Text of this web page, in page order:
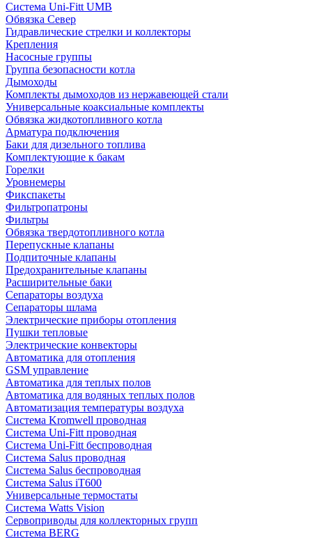
Система Uni-Fitt UMB
Обвязка Север
Гидравлические стрелки и коллекторы
Крепления
Насосные группы
Группа безопасности котла
Дымоходы
Комплекты дымоходов из нержавеющей стали
Универсальные коаксиальные комплекты
Обвязка жидкотопливного котла
Арматура подключения
Баки для дизельного топлива
Комплектующие к бакам
Горелки
Уровнемеры
Фикспакеты
Фильтропатроны
Фильтры
Обвязка твердотопливного котла
Перепускные клапаны
Подпиточные клапаны
Предохранительные клапаны
Расширительные баки
Сепараторы воздуха
Сепараторы шлама
Электрические приборы отопления
Пушки тепловые
Электрические конвекторы
Автоматика для отопления
GSM управление
Автоматика для теплых полов
Автоматика для водяных теплых полов
Автоматизация температуры воздуха
Система Kromwell проводная
Система Uni-Fitt проводная
Система Uni-Fitt беспроводная
Система Salus проводная
Система Salus беспроводная
Система Salus iT600
Универсальные термостаты
Система Watts Vision
Сервоприводы для коллекторных групп
Система BERG